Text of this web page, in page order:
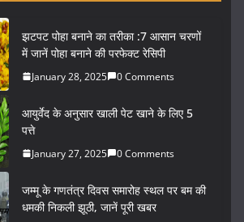
झटपट पोहा बनाने का तरीका :7 आसान चरणों
में जानें पोहा बनाने की परफेक्ट रेसिपी
January 28, 2025 0 Comments
आयुर्वेद के अनुसार खाली पेट खाने के लिए 5
पत्ते
January 27, 2025 0 Comments
जम्मू के गणतंत्र दिवस समारोह स्थल पर बम की
धमकी निकली झूठी, जानें पूरी खबर